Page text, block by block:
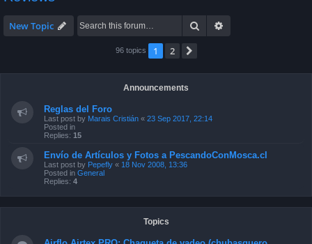
New Topic Search
96 topics 1 2
Announcements
Reglas del Foro
Last post by Marais Cristián « 23 Sep 2017, 22:14
Posted in
Replies: 15
Envío de Artículos y Fotos a PescandoConMosca.cl
Last post by Pepefly « 18 Nov 2008, 13:36
Posted in General
Replies: 4
Topics